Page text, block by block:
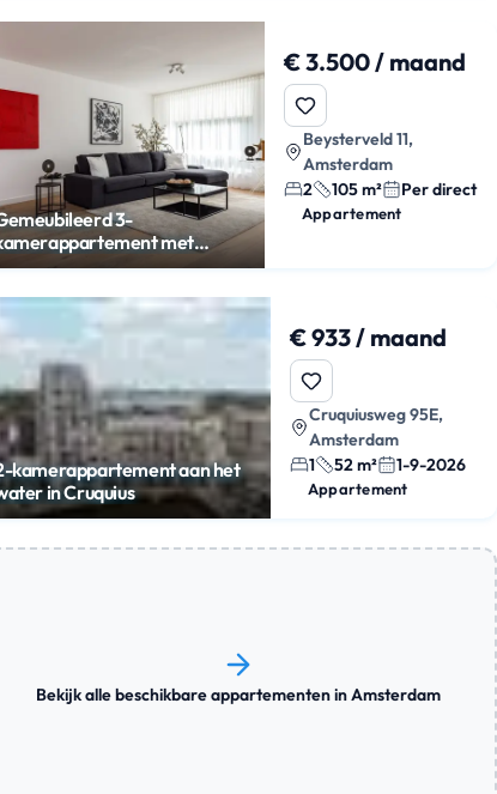
3-
met
€ 3.500 / maand
Beysterveld 11,
Amsterdam
2
105 m² Per direct
Appartement
kamerappartement aan het
in Cruquius
€ 933 / maand
Cruquiusweg 95E,
Amsterdam
1
52 m² 1-9-2026
Appartement
Bekijk alle beschikbare appartementen in Amsterdam